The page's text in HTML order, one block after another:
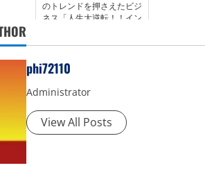
のトレンドを押さえたビジ
ネス「人生大逆転！！イン
phi72110
Administrator
View All Posts